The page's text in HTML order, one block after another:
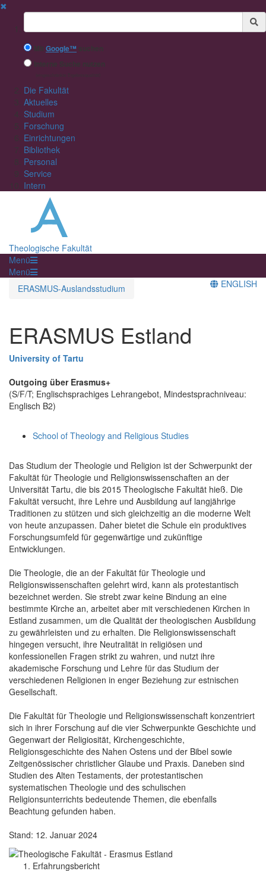
✖
Suchbegriff
Mit Google™ suchen
Interne Suche nutzen
Die Fakultät
Aktuelles
Studium
Forschung
Einrichtungen
Bibliothek
Personal
Service
Intern
Theologische Fakultät
Menü
Menü
ERASMUS-Auslandsstudium
ENGLISH
ERASMUS Estland
University of Tartu
Outgoing über Erasmus+
(S/F/T; Englischsprachiges Lehrangebot, Mindestsprachniveau:
Englisch B2)
School of Theology and Religious Studies
Das Studium der Theologie und Religion ist der Schwerpunkt der
Fakultät für Theologie und Religionswissenschaften an der
Universität Tartu, die bis 2015 Theologische Fakultät hieß. Die
Fakultät versucht, ihre Lehre und Ausbildung auf langjährige
Traditionen zu stützen und sich gleichzeitig an die moderne Welt
von heute anzupassen. Daher bietet die Schule ein produktives
Forschungsumfeld für gegenwärtige und zukünftige
Entwicklungen.
Die Theologie, die an der Fakultät für Theologie und
Religionswissenschaften gelehrt wird, kann als protestantisch
bezeichnet werden. Sie strebt zwar keine Bindung an eine
bestimmte Kirche an, arbeitet aber mit verschiedenen Kirchen in
Estland zusammen, um die Qualität der theologischen Ausbildung
zu gewährleisten und zu erhalten. Die Religionswissenschaft
hingegen versucht, ihre Neutralität in religiösen und
konfessionellen Fragen strikt zu wahren, und nutzt ihre
akademische Forschung und Lehre für das Studium der
verschiedenen Religionen in enger Beziehung zur estnischen
Gesellschaft.
Die Fakultät für Theologie und Religionswissenschaft konzentriert
sich in ihrer Forschung auf die vier Schwerpunkte Geschichte und
Gegenwart der Religiosität, Kirchengeschichte,
Religionsgeschichte des Nahen Ostens und der Bibel sowie
Zeitgenössischer christlicher Glaube und Praxis. Daneben sind
Studien des Alten Testaments, der protestantischen
systematischen Theologie und des schulischen
Religionsunterrichts bedeutende Themen, die ebenfalls
Beachtung gefunden haben.
Stand: 12. Januar 2024
Erfahrungsbericht